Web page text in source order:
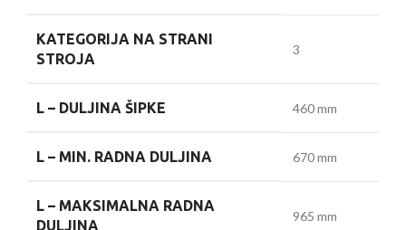
KATEGORIJA NA STRANI
STROJA
3
L – DULJINA ŠIPKE 460 mm
L – MIN. RADNA DULJINA 670 mm
L – MAKSIMALNA RADNA
DULJINA
965 mm